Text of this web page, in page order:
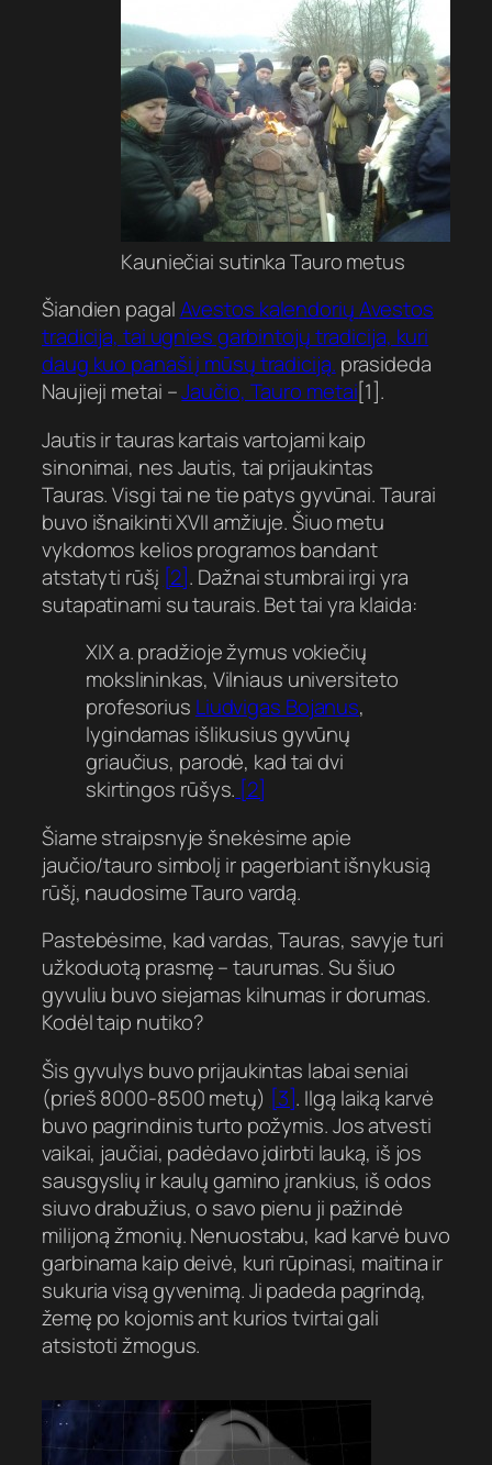
Kauniečiai sutinka Tauro metus
Šiandien pagalAvestos kalendoriųAvestos
tradicija, tai ugnies garbintojų tradicija, kuri
daug kuo panaši į mūsų tradiciją. prasideda
Naujieji metai –Jaučio, Tauro metai[1].
Jautis ir tauras kartais vartojami kaip
sinonimai, nes Jautis, tai prijaukintas
Tauras. Visgi tai ne tie patys gyvūnai.Taurai
buvo išnaikinti XVII amžiuje. Šiuo metu
vykdomos kelios programos bandant
atstatyti rūšį [2]. Dažnai stumbrai irgi yra
sutapatinami su taurais. Bet tai yra klaida:
XIX a. pradžioje žymus vokiečių
mokslininkas, Vilniaus universiteto
profesorius Liudvigas Bojanus,
lygindamas išlikusius gyvūnų
griaučius, parodė, kad tai dvi
skirtingos rūšys. [2]
Šiame straipsnyje šnekėsime apie
jaučio/tauro simbolį ir pagerbiant išnykusią
rūšį, naudosime Tauro vardą.
Pastebėsime, kad vardas, Tauras, savyje turi
užkoduotą prasmę – taurumas. Su šiuo
gyvuliu buvo siejamas kilnumas ir dorumas.
Kodėl taip nutiko?
Šis gyvulys buvo prijaukintas labai seniai
(prieš 8000-8500 metų) [3]. Ilgą laiką karvė
buvo pagrindinis turto požymis. Jos atvesti
vaikai, jaučiai, padėdavo įdirbti lauką, iš jos
sausgyslių ir kaulų gamino įrankius, iš odos
siuvo drabužius, o savo pienu ji pažindė
milijoną žmonių. Nenuostabu, kad karvė buvo
garbinama kaip deivė, kuri rūpinasi, maitina ir
sukuria visą gyvenimą. Ji padeda pagrindą,
žemę po kojomis ant kurios tvirtai gali
atsistoti žmogus.